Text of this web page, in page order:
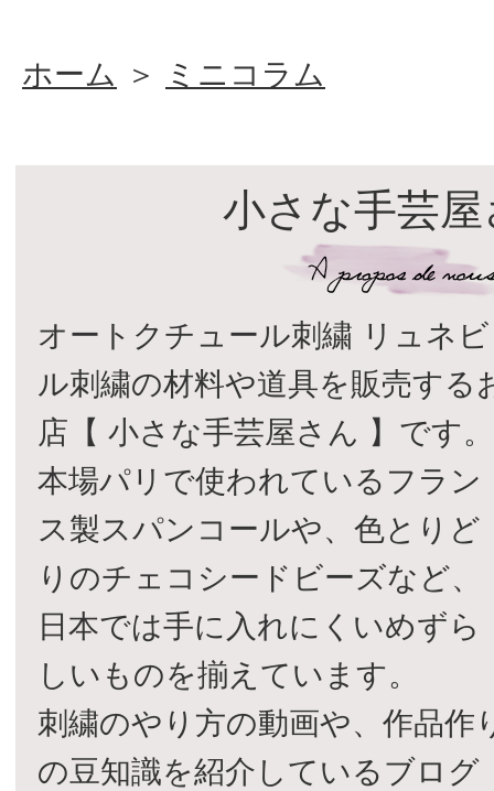
ホーム ＞ ミニコラム
小さな手芸
オートクチュール刺繍 リュネビ
ル刺繍の材料や道具を販売する
店【 小さな手芸屋さん 】です。
本場パリで使われているフラン
ス製スパンコールや、色とりど
りのチェコシードビーズなど、
日本では手に入れにくいめずら
しいものを揃えています。
刺繍のやり方の動画や、作品作
の豆知識を紹介しているブログ